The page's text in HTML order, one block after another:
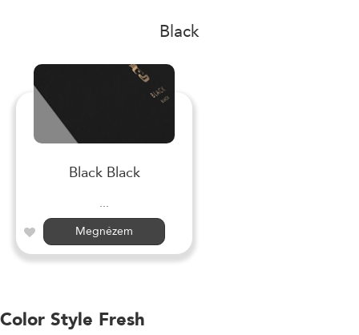
Black
Black Black
...
Megnézem
Color Style Fresh